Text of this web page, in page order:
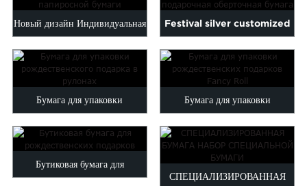
Maltese
Burmese
Sinhala
Sundanese
Новый дизайн Индивидуальная
высококачественная папиросная
бумага...
Festival silver customized
logo printed wrap pa...
Бумага для упаковки
рождественского подарка в
рулонах
Бумага для упаковки
рождественских подарков
Fancy Roll
Бутиковая бумага для
СПЕЦИАЛИЗИРОВАННАЯ